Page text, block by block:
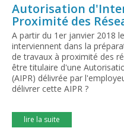
Autorisation
Proximité des
A partir du 1er janvier 2018
interviennent dans la
de travaux à proximité des
être titulaire d'une
(AIPR) délivrée par
délivrer cette AIPR ?
lire la suite